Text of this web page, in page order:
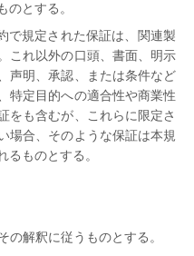
のとする。
で規定された保証は、関連製
これ以外の口頭、書面、明示
声明、承認、または条件など
特定目的への適合性や商業性
をも含むが、これらに限定さ
場合、そのような保証は本規
るものとする。
の解釈に従うものとする。